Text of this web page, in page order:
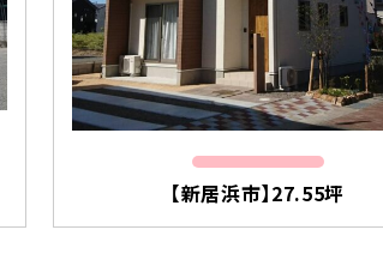
【新居浜市】27.55坪